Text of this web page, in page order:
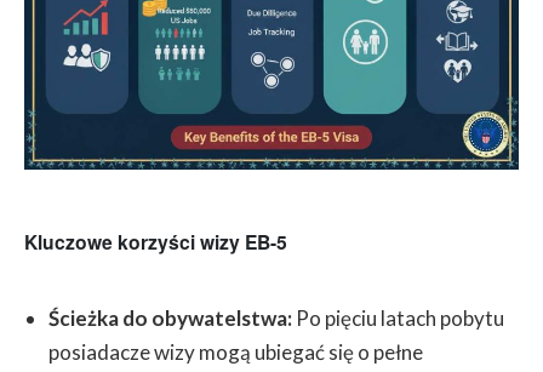
Kluczowe korzyści wizy EB-5
Ścieżka do obywatelstwa: Po pięciu latach pobytu
posiadacze wizy mogą ubiegać się o pełne